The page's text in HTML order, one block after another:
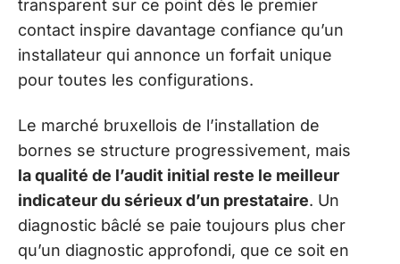
transparent sur ce point dès le premier
contact inspire davantage confiance qu’un
installateur qui annonce un forfait unique
pour toutes les configurations.
Le marché bruxellois de l’installation de
bornes se structure progressivement, mais
la qualité de l’audit initial reste le meilleur
indicateur du sérieux d’un prestataire. Un
diagnostic bâclé se paie toujours plus cher
qu’un diagnostic approfondi, que ce soit en